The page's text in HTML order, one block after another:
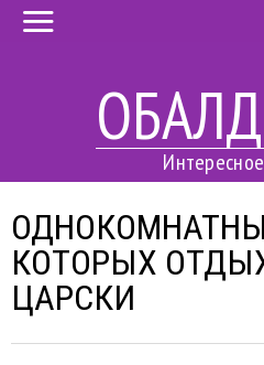
КОТОРЫХ
ЦАРСКИ